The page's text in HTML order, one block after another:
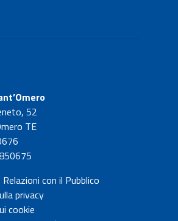
52
TE
con il Pubblico
privacy
cookie